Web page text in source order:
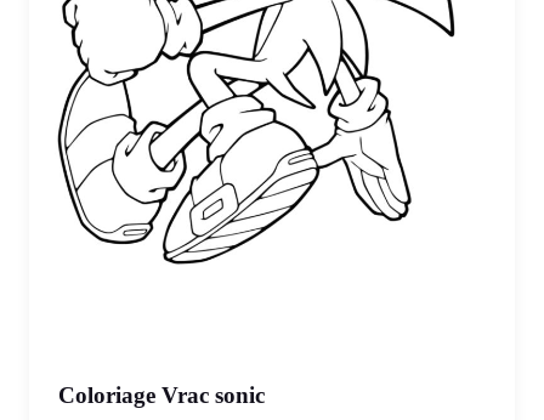
Coloriage Vrac sonic